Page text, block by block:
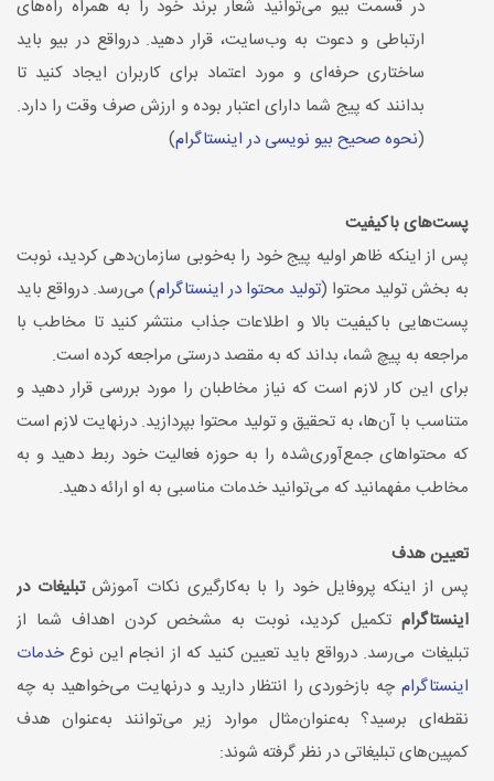
در قسمت بیو می‌توانید شعار برند خود را به همراه راه‌های
ارتباطی و دعوت به وب‌سایت، قرار دهید. درواقع در بیو باید
ساختاری حرفه‌ای و مورد اعتماد برای کاربران ایجاد کنید تا
بدانند که پیج شما دارای اعتبار بوده و ارزش صرف وقت را دارد.
(نحوه صحیح بیو نویسی در اینستاگرام)
پست‌های باکیفیت
پس از اینکه ظاهر اولیه پیج خود را به‌خوبی سازمان‌دهی کردید، نوبت
به بخش تولید محتوا (تولید محتوا در اینستاگرام) می‌رسد. درواقع باید
پست‌هایی باکیفیت بالا و اطلاعات جذاب منتشر کنید تا مخاطب با
مراجعه به پیچ شما، بداند که به مقصد درستی مراجعه کرده است.
برای این کار لازم است که نیاز مخاطبان را مورد بررسی قرار دهید و
متناسب با آن‌ها، به تحقیق و تولید محتوا بپردازید. درنهایت لازم است
که محتواهای جمع‌آوری‌شده را به حوزه فعالیت خود ربط دهید و به
مخاطب مفهمانید که می‌توانید خدمات مناسبی به او ارائه دهید.
تعیین هدف
پس از اینکه پروفایل خود را با به‌کارگیری نکات آموزشتبلیغات در
اینستاگرام تکمیل کردید، نوبت به مشخص کردن اهداف شما از
تبلیغات می‌رسد. درواقع باید تعیین کنید که از انجام این نوع خدمات
اینستاگرام چه بازخوردی را انتظار دارید و درنهایت می‌خواهید به چه
نقطه‌ای برسید؟ به‌عنوان‌مثال موارد زیر می‌توانند به‌عنوان هدف
کمپین‌های تبلیغاتی در نظر گرفته شوند: